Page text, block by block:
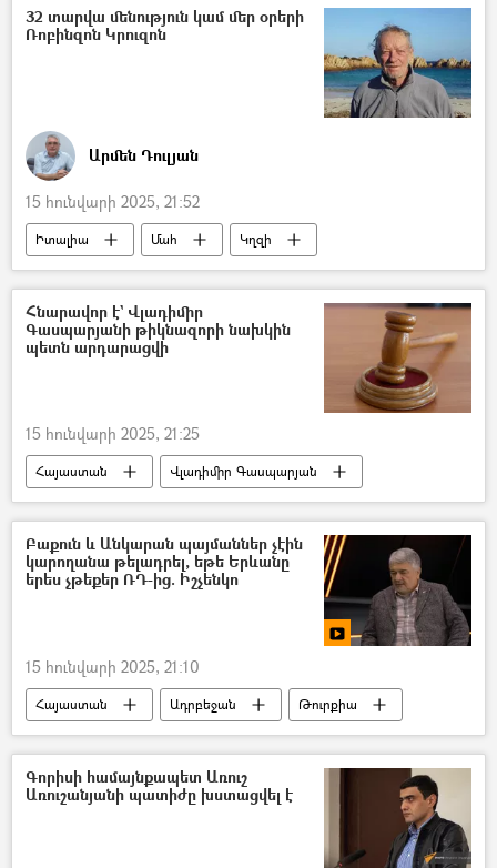
32 տարվա մենություն կամ մեր օրերի
Ռոբինզոն Կրուզոն
Արմեն Դուլյան
15 հունվարի 2025, 21:52
Իտալիա Մահ
Կղզի
Ռոբինզոն Կրուզո
5 րոպե Դուլյանի հետ
Հնարավոր է` Վլադիմիր
Գասպարյանի թիկնազորի նախկին
պետն արդարացվի
15 հունվարի 2025, 21:25
Հայաստան
Վլադիմիր Գասպարյան
Արշակ Հակոբյան
Դատարան
Բաքուն և Անկարան պայմաններ չէին
կարողանա թելադրել, եթե Երևանը
երես չթեքեր ՌԴ-ից. Իշչենկո
15 հունվարի 2025, 21:10
Հայաստան Ադրբեջան
Թուրքիա
Ռուսաստան
Գորիսի համայնքապետ Առուշ
Առուշանյանի պատիժը խստացվել է